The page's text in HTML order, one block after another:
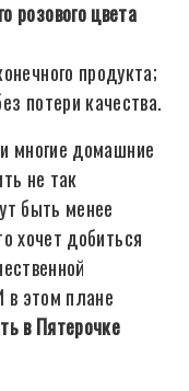
розового цвета
продукта;
потери качества.
многие домашние
не так
быть менее
хочет добиться
в этом плане
в Пятерочке